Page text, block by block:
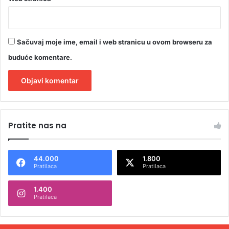
Sačuvaj moje ime, email i web stranicu u ovom browseru za
buduće komentare.
t
n
t
Pratite nas na
44.000
Pratilaca
1.800
Pratilaca
1.400
Pratilaca